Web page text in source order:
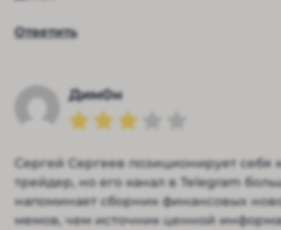
Ответить
Дим0н
Сергей Сергеев позиционирует себя
трейдер, но его канал в Telegram
напоминает сборник финансовых
мемов, чем источник ценной